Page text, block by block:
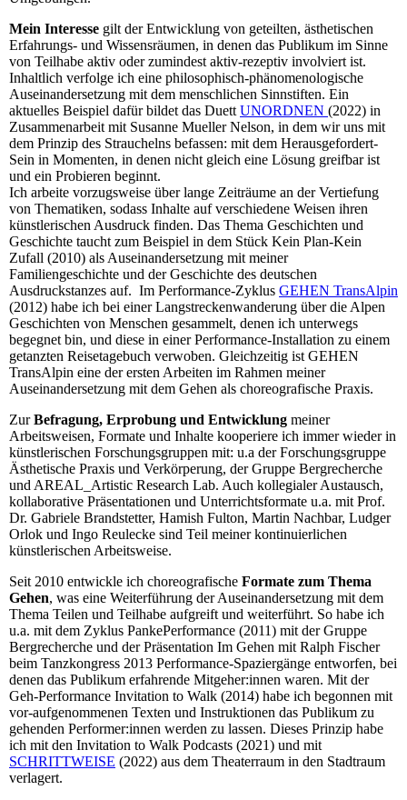
Mein Interesse gilt der Entwicklung von geteilten, ästhetischen
Erfahrungs- und Wissensräumen, in denen das Publikum im Sinne
von Teilhabe aktiv oder zumindest aktiv-rezeptiv involviert ist.
Inhaltlich verfolge ich eine philosophisch-phänomenologische
Auseinandersetzung mit dem menschlichen Sinnstiften. Ein
aktuelles Beispiel dafür bildet das Duett UNORDNEN (2022) in
Zusammenarbeit mit Susanne Mueller Nelson, in dem wir uns mit
dem Prinzip des Strauchelns befassen: mit dem Herausgefordert-
Sein in Momenten, in denen nicht gleich eine Lösung greifbar ist
und ein Probieren beginnt.
Ich arbeite vorzugsweise über lange Zeiträume an der Vertiefung
von Thematiken, sodass Inhalte auf verschiedene Weisen ihren
künstlerischen Ausdruck finden. Das Thema Geschichten und
Geschichte taucht zum Beispiel in dem Stück Kein Plan-Kein
Zufall (2010) als Auseinandersetzung mit meiner
Familiengeschichte und der Geschichte des deutschen
Ausdruckstanzes auf. Im Performance-Zyklus GEHEN TransAlpin
(2012) habe ich bei einer Langstreckenwanderung über die Alpen
Geschichten von Menschen gesammelt, denen ich unterwegs
begegnet bin, und diese in einer Performance-Installation zu einem
getanzten Reisetagebuch verwoben. Gleichzeitig ist GEHEN
TransAlpin eine der ersten Arbeiten im Rahmen meiner
Auseinandersetzung mit dem Gehen als choreografische Praxis.
ZurBefragung, Erprobung und Entwicklung meiner
Arbeitsweisen, Formate und Inhalte kooperiere ich immer wieder in
künstlerischen Forschungsgruppen mit: u.a der Forschungsgruppe
Ästhetische Praxis und Verkörperung, der Gruppe Bergrecherche
und AREAL_Artistic Research Lab. Auch kollegialer Austausch,
kollaborative Präsentationen und Unterrichtsformate u.a. mit Prof.
Dr. Gabriele Brandstetter, Hamish Fulton, Martin Nachbar, Ludger
Orlok und Ingo Reulecke sind Teil meiner kontinuierlichen
künstlerischen Arbeitsweise.
Seit 2010 entwickle ich choreografische Formate zum Thema
Gehen, was eine Weiterführung der Auseinandersetzung mit dem
Thema Teilen und Teilhabe aufgreift und weiterführt. So habe ich
u.a. mit dem Zyklus PankePerformance (2011) mit der Gruppe
Bergrecherche und der Präsentation Im Gehen mit Ralph Fischer
beim Tanzkongress 2013 Performance-Spaziergänge entworfen, bei
denen das Publikum erfahrende Mitgeher:innen waren. Mit der
Geh-Performance Invitation to Walk (2014) habe ich begonnen mit
vor-aufgenommenen Texten und Instruktionen das Publikum zu
gehenden Performer:innen werden zu lassen. Dieses Prinzip habe
ich mit den Invitation to Walk Podcasts (2021) und mit
SCHRITTWEISE (2022) aus dem Theaterraum in den Stadtraum
verlagert.